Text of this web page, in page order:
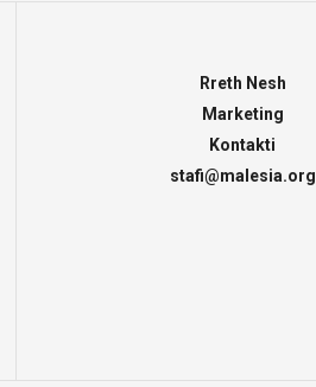
Rreth Nesh
Marketing
Kontakti
stafi@malesia.org